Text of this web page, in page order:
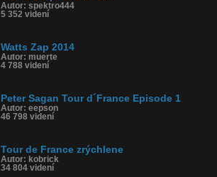
Autor: spektro444
5 352 videní
Watts Zap 2014
Autor: muerte
4 788 videní
Peter Sagan Tour d´France Episode 1
Autor: eepson
46 798 videní
Tour de France zrýchlene
Autor: kobrick
34 804 videní